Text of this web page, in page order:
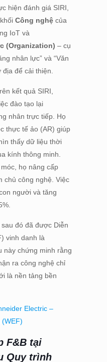
hiện đánh giá SIRI,
Công nghệcủa
IoT và
(Organization) – cụ
nhân lực” và “Văn
địa để cải thiện.
kết quả SIRI,
đào tạo lại
nhân trực tiếp. Họ
thực tế ảo (AR) giúp
thấy dữ liệu thời
kính thông minh.
họ nâng cấp
chủ công nghệ. Việc
người và tăng
đó đã được Diễn
vinh danh là
này chứng minh rằng
ra công nghệ chỉ
là nền tảng bền
Electric –
F&B tại
Quy trình